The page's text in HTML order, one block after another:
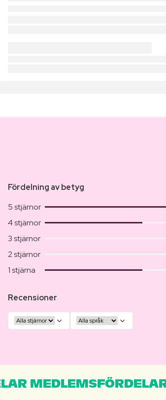
Fördelning av betyg
5 stjärnor
4 stjärnor
3 stjärnor
2 stjärnor
1 stjärna
Recensioner